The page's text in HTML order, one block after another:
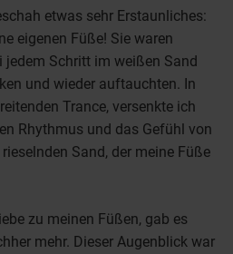
etwas sehr Erstaunliches:
eigenen Füße! Sie waren
jedem Schritt im weißen Sand
und wieder auftauchten. In
Trance, versenkte ich
Rhythmus und das Gefühl von
Sand, der meine Füße
zu meinen Füßen, gab es
mehr. Dieser Augenblick war